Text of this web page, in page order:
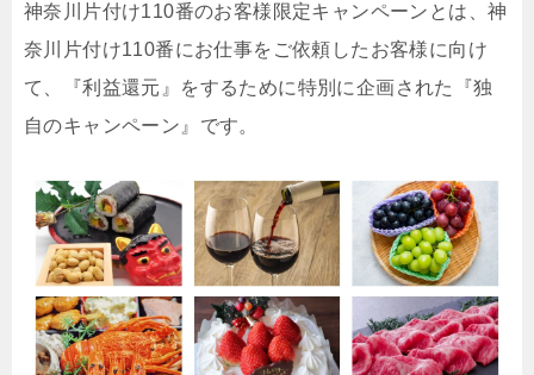
神奈川片付け110番のお客様限定キャンペーンとは、神
奈川片付け110番にお仕事をご依頼したお客様に向け
て、『利益還元』をするために特別に企画された『独
自のキャンペーン』です。